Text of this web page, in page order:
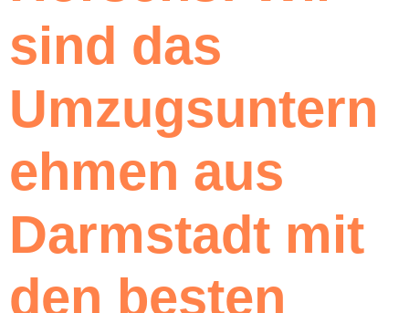
sind das
Umzugsuntern
ehmen aus
Darmstadt mit
den besten